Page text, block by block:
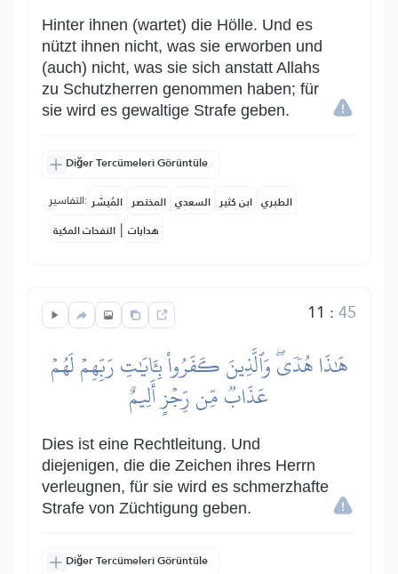
Hinter ihnen (wartet) die Hölle. Und es
nützt ihnen nicht, was sie erworben und
(auch) nicht, was sie sich anstatt Allahs
zu Schutzherren genommen haben; für
sie wird es gewaltige Strafe geben.
Diğer Tercümeleri Görüntüle
التفاسير: المُيسَّر المختصر السعدي ابن كثير الطبري
النفحات المكية | هدايات
11 :45
هَٰذَا هُدٗىۖ وَٱلَّذِينَ كَفَرُواْ بِـَٔايَٰتِ رَبِّهِمۡ لَهُمۡ
عَذَابٞ مِّن رِّجۡزٍ أَلِيمٌ
Dies ist eine Rechtleitung. Und
diejenigen, die die Zeichen ihres Herrn
verleugnen, für sie wird es schmerzhafte
Strafe von Züchtigung geben.
Diğer Tercümeleri Görüntüle